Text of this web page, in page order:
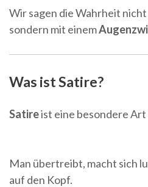
Wir sagen die Wahrheit
sondern mit einem
Was ist Satire?
Satireist eine besondere Art
Man übertreibt, macht sich
auf den Kopf.